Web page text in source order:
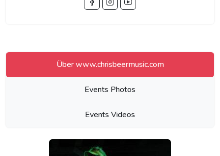
Über www.chrisbeermusic.com
Events Photos
Events Videos